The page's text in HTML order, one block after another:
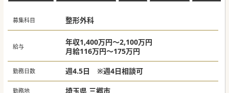
募集科目 整形外科
給与
年収1,400万円～2,100万円
月給116万円～175万円
勤務日数 週4.5日 ※週4日相談可
勤務地 埼玉県 三郷市